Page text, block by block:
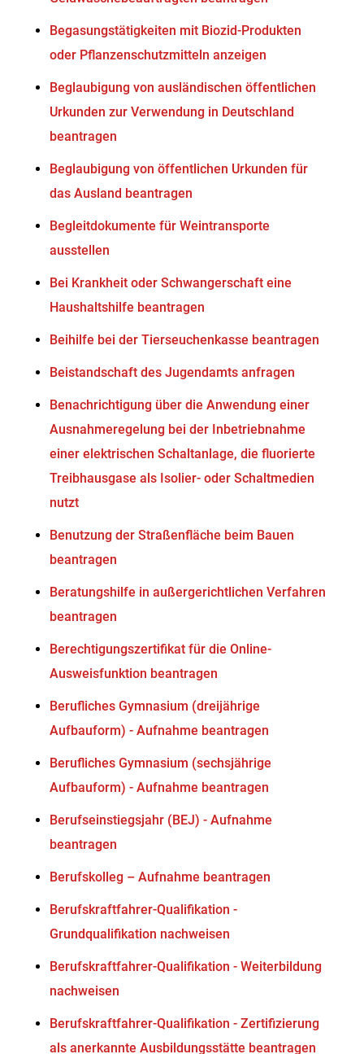
Begasungstätigkeiten mit Biozid-Produkten
oder Pflanzenschutzmitteln anzeigen
Beglaubigung von ausländischen öffentlichen
Urkunden zur Verwendung in Deutschland
beantragen
Beglaubigung von öffentlichen Urkunden für
das Ausland beantragen
Begleitdokumente für Weintransporte
ausstellen
Bei Krankheit oder Schwangerschaft eine
Haushaltshilfe beantragen
Beihilfe bei der Tierseuchenkasse beantragen
Beistandschaft des Jugendamts anfragen
Benachrichtigung über die Anwendung einer
Ausnahmeregelung bei der Inbetriebnahme
einer elektrischen Schaltanlage, die fluorierte
Treibhausgase als Isolier- oder Schaltmedien
nutzt
Benutzung der Straßenfläche beim Bauen
beantragen
Beratungshilfe in außergerichtlichen Verfahren
beantragen
Berechtigungszertifikat für die Online-
Ausweisfunktion beantragen
Berufliches Gymnasium (dreijährige
Aufbauform) - Aufnahme beantragen
Berufliches Gymnasium (sechsjährige
Aufbauform) - Aufnahme beantragen
Berufseinstiegsjahr (BEJ) - Aufnahme
beantragen
Berufskolleg – Aufnahme beantragen
Berufskraftfahrer-Qualifikation -
Grundqualifikation nachweisen
Berufskraftfahrer-Qualifikation - Weiterbildung
nachweisen
Berufskraftfahrer-Qualifikation - Zertifizierung
als anerkannte Ausbildungsstätte beantragen